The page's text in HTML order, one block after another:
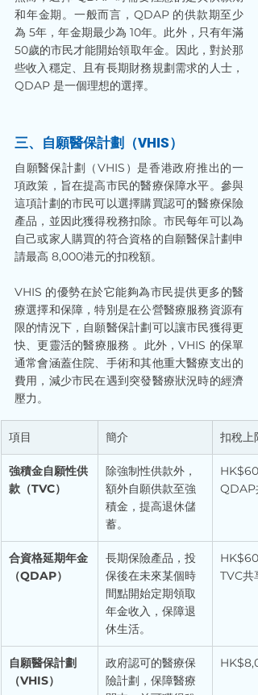
和年金期。一般而言，QDAP 的供款期至少
為 5年，年金期最少為 10年。此外，只有年滿
50歲的市民才能開始領取年金。因此，對於那
些收入穩定、且有長期財務規劃需求的人士，
QDAP 是一個理想的選擇。
三、自願醫保計劃（VHIS）
自願醫保計劃（VHIS）是香港政府推出的一
項政策，旨在提高市民的醫療保障水平。參與
這項計劃的市民可以選擇購買認可的醫療保險
產品，並因此獲得稅務扣除。市民每年可以為
自己或家人購買的符合資格的自願醫保計劃申
請最高 8,000港元的扣稅額。
VHIS 的優勢在於它能夠為市民提供更多的醫
療選擇和保障，特別是在公營醫療服務資源有
限的情況下，自願醫保計劃可以讓市民獲得更
快、更靈活的醫療服務 。此外，VHIS 的保單
通常會涵蓋住院、手術和其他重大醫療支出的
費用，減少市民在遇到突發醫療狀況時的經濟
壓力。
項目 簡介 扣稅上限
強積金自願性供
款（TVC）
除強制性供款外，
額外自願供款至強
積金，提高退休儲
蓄。
QDAP
合資格延期年金
（QDAP）
長期保險產品，投
保後在未來某個時
間點開始定期領取
年金收入，保障退
休生活。
TVC共
自願醫保計劃
（VHIS）
政府認可的醫療保
險計劃，保障醫療